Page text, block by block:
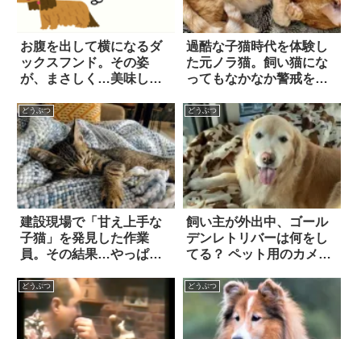
お腹を出して横になるダ
ックスフンド。その姿
が、まさしく…美味しそ
クリだった！？
過酷な子猫時代を体験し
た元ノラ猫。飼い猫にな
ってもなかなか警戒を解
「無防備な寝姿」を見せ
るように！
どうぶつ
建設現場で「甘え上手な
子猫」を発見した作業
員。その結果…やっぱり
どうぶつ
飼い主が外出中、ゴール
デンレトリバーは何をし
てる？ ペット用のカメラ
どうぶつ どうぶつ